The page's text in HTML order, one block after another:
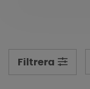
sopkorg till
Filtrera